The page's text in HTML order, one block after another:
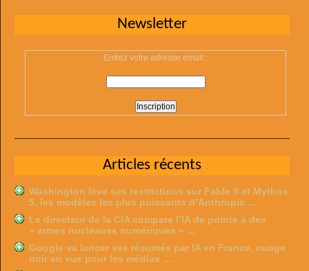
Newsletter
Entrez votre adresse email :
Articles récents
Washington lève ses restrictions sur Fable 5 et Mythos
5, les modèles les plus puissants d’Anthropic …
Le directeur de la CIA compare l’IA de pointe à des
« armes nucléaires numériques » …
Google va lancer ses résumés par IA en France, nuage
noir en vue pour les médias …